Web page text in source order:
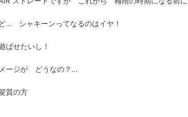
… シャキーンってなるのはイヤ！
せたいし！
ージが どうなの？…
質の方